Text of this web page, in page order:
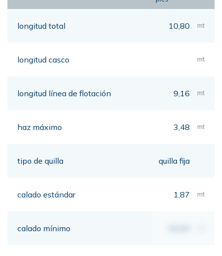
longitud total 10,80 mt
longitud casco mt
longitud línea de flotación 9,16 mt
haz máximo 3,48 mt
tipo de quilla quilla fija
calado estándar 1,87 mt
calado mínimo